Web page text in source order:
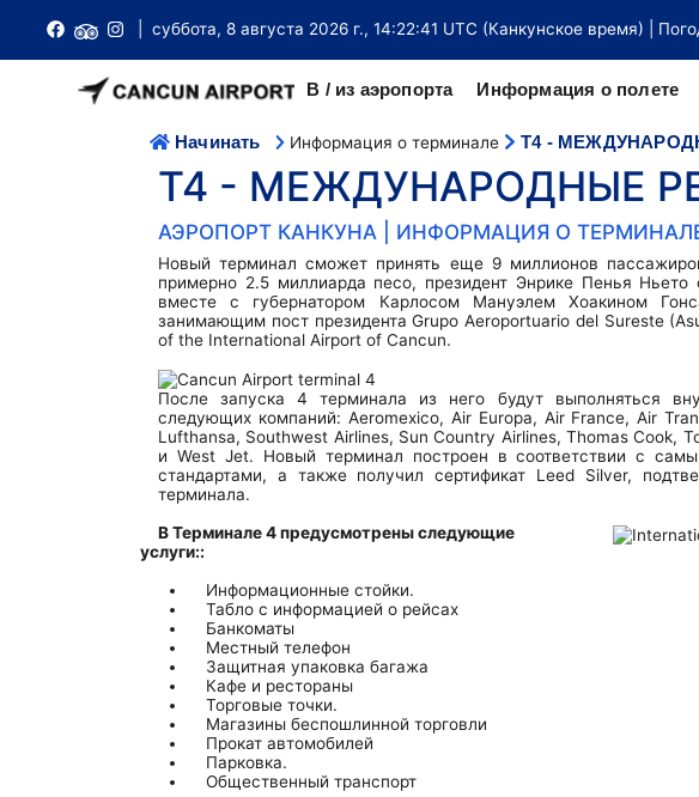
| суббота, 8 августа 2026 г., 14:22:41 UTC (Канкунское время) |
В / из аэропорта Информация о полете
НАЗЕМНЫЙ ТРАНСПОРТ В АЭРОПОРТУ
Аэропорт Канкуна удобно расположен примерно в 18 км к северу от
центра города Канкун с доступом к большому количеству
автобусов, автобусов и такси.
Трансферы из аэропорта Канкуна
Такси аэропорта Канкуна
Лимузин транспорт
Общий шаттл
Terminal Transfers Shuttle
Частный транспорт в аэропорту Канкуна
VIP транспорт
Международные вылеты
Внутренние прибытия
Внутренние вылеты
Купить билеты
Поиск рейса
Стыковочные рейсы
Справочник авиакомпаний
КОДЫ ИАТА
Терминал Т2
Терминал Т3
Терминал внутренних / международных рейсов T2
T3 International Terminal
Международный терминал Т4
Терминал FBO (частный)
Карты терминалов
Потерянное и найденное
Шкафчики
Инструкции по прибытию и отъезду
Чрезвычайная ситуация
Чаевые в Мексике
Магазины беспошлинной торговли
Обмен денег
Советы путешественникам
Информационный бюллетень
Визовые требования
Нет/Не требуется виза для поездки
Справочник посольств
Иммиграция
Погода в Канкуне
Информационный бюллетень
Начинать Информация о терминале T4 -
T4 - МЕЖДУНАРОДНЫЕ
АЭРОПОРТ КАНКУНА | ИНФОРМАЦИЯ О
Новый терминал сможет принять еще 9 миллионов
примерно 2.5 миллиарда песо, президент Энрике Пенья Ньето
вместе с губернатором Карлосом Мануэлем Хоакином
занимающим пост президента Grupo Aeroportuario del Sureste
of the International Airport of Cancun.
После запуска 4 терминала из него будут выполняться
следующих компаний: Aeromexico, Air Europa, Air France, Air
Lufthansa, Southwest Airlines, Sun Country Airlines, Thomas Cook,
и West Jet. Новый терминал построен в соответствии с
стандартами, а также получил сертификат Leed Silver,
терминала.
В Терминале 4 предусмотрены следующие
услуги::
Информационные стойки.
Табло с информацией о рейсах
Банкоматы
Местный телефон
Защитная упаковка багажа
Кафе и рестораны
Торговые точки.
Магазины беспошлинной торговли
Прокат автомобилей
Парковка.
Общественный транспорт